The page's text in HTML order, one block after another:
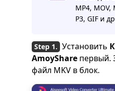
MP4, MOV,
P3, GIF и
Установить
AmoyShare первый.
файл MKV в блок.